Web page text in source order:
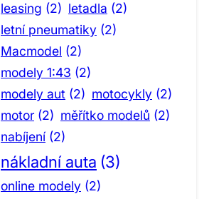
leasing (2) letadla (2)
letní pneumatiky (2)
Macmodel (2)
modely 1:43 (2)
modely aut (2) motocykly (2)
motor (2) měřítko modelů (2)
nabíjení (2)
nákladní auta (3)
online modely (2)